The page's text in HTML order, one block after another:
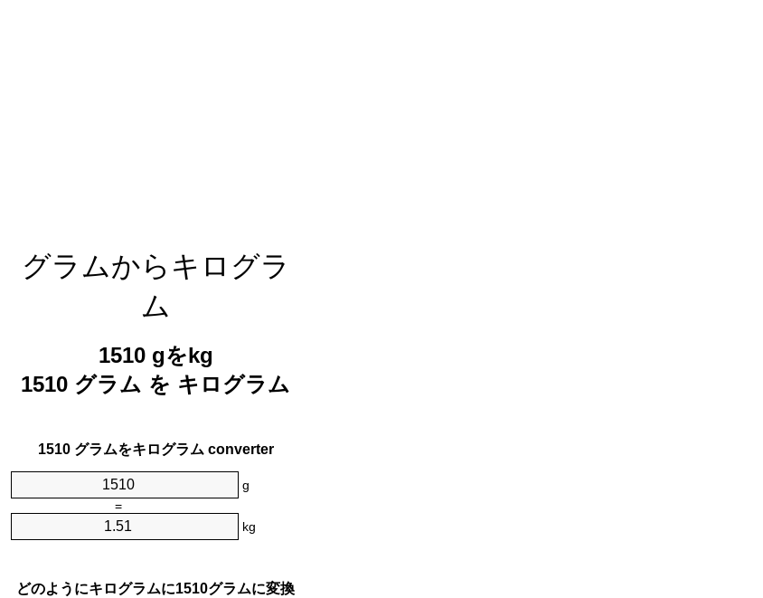
グラムからキログラ
ム
1510 gをkg
1510 グラム を キログラム
1510 グラムをキログラム converter
g
=
kg
どのようにキログラムに1510グラムに変換